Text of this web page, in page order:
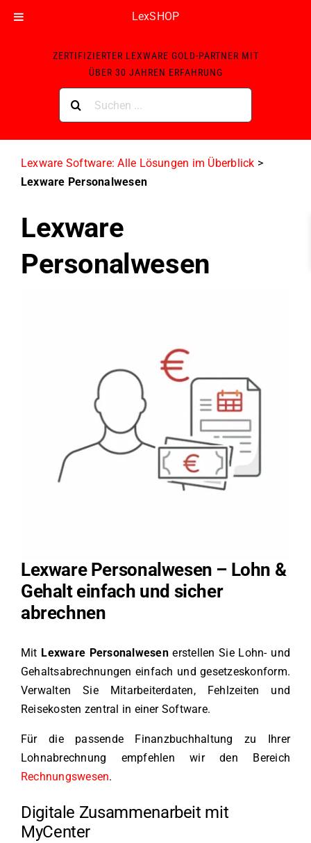
LexSHOP
ZERTIFIZIERTER LEXWARE GOLD-PARTNER MIT
ÜBER 30 JAHREN ERFAHRUNG
nach:
Lexware Software: Alle Lösungen im Überblick >
Lexware Personalwesen
Lexware
Personalwesen
Lexware Personalwesen – Lohn &
Gehalt einfach und sicher
abrechnen
Mit Lexware Personalwesenerstellen Sie Lohn- und
Gehaltsabrechnungen einfach und gesetzeskonform.
Verwalten Sie Mitarbeiterdaten, Fehlzeiten und
Reisekosten zentral in einer Software.
Für die passende Finanzbuchhaltung zu Ihrer
Lohnabrechnung empfehlen wir den Bereich
Rechnungswesen.
Digitale Zusammenarbeit mit
MyCenter